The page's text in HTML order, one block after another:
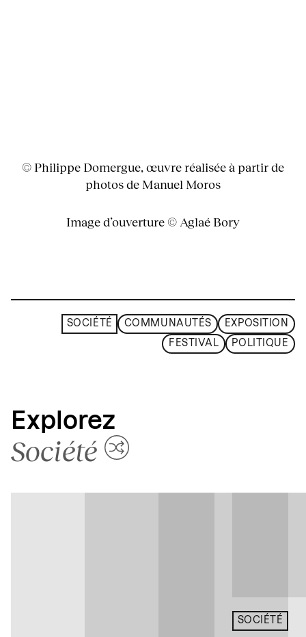
© Philippe Domergue, œuvre réalisée à partir de
photos de Manuel Moros
Image d’ouverture © Aglaé Bory
SOCIÉTÉ COMMUNAUTÉS EXPOSITION
FESTIVAL POLITIQUE
Explorez
Société
SOCIÉTÉ